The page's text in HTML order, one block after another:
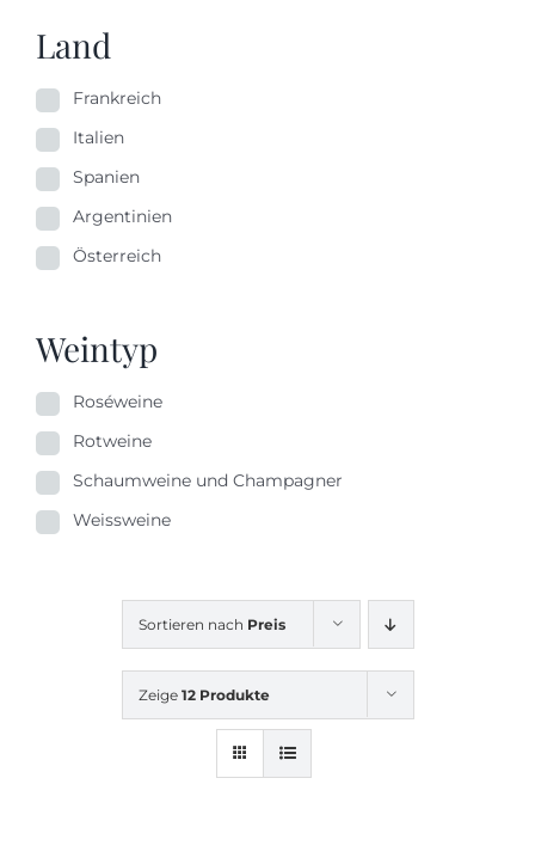
Sortieren nach Preis
Zeige 12 Produkte
Land
Frankreich
Italien
Spanien
Argentinien
Österreich
Weintyp
Roséweine
Rotweine
Schaumweine und Champagner
Weissweine